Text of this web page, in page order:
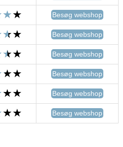
Besøg webshop
Besøg webshop
Besøg webshop
Besøg webshop
Besøg webshop
Besøg webshop